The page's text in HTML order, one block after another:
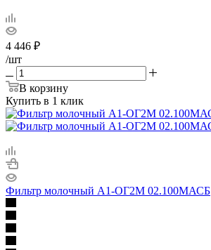
4 446 ₽
/шт
В корзину
Купить в 1 клик
Фильтр молочный А1-ОГ2М 02.100МАСБ